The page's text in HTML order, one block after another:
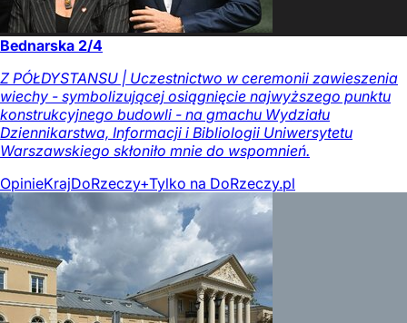
Bednarska 2/4
Z PÓŁDYSTANSU | Uczestnictwo w ceremonii zawieszenia
wiechy - symbolizującej osiągnięcie najwyższego punktu
konstrukcyjnego budowli - na gmachu Wydziału
Dziennikarstwa, Informacji i Bibliologii Uniwersytetu
Warszawskiego skłoniło mnie do wspomnień.
OpinieKrajDoRzeczy+Tylko na DoRzeczy.pl